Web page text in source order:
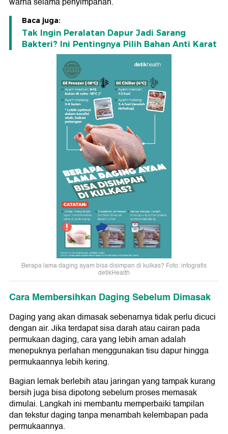
Baca juga:
Tak Ingin Peralatan Dapur Jadi Sarang
Bakteri? Ini Pentingnya Pilih Bahan Anti Karat
Berapa lama daging ayam bisa disimpan di kulkas? Foto: infografis
detikHealth
Cara Membersihkan Daging Sebelum Dimasak
Daging yang akan dimasak sebenarnya tidak perlu dicuci
dengan air. Jika terdapat sisa darah atau cairan pada
permukaan daging, cara yang lebih aman adalah
menepuknya perlahan menggunakan tisu dapur hingga
permukaannya lebih kering.
Bagian lemak berlebih atau jaringan yang tampak kurang
bersih juga bisa dipotong sebelum proses memasak
dimulai. Langkah ini membantu memperbaiki tampilan
dan tekstur daging tanpa menambah kelembapan pada
permukaannya.